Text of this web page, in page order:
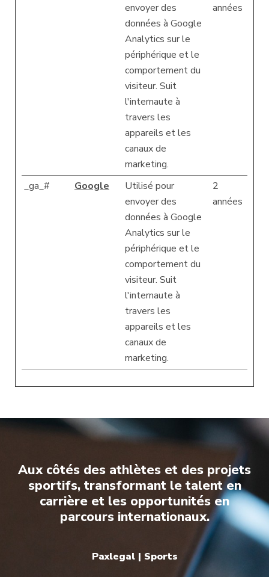
envoyer des
données à Google
Analytics sur le
périphérique et le
comportement du
visiteur. Suit
l'internaute à
travers les
appareils et les
canaux de
marketing.
années
_ga_# Google
Utilisé pour
envoyer des
données à Google
Analytics sur le
périphérique et le
comportement du
visiteur. Suit
l'internaute à
travers les
appareils et les
canaux de
marketing.
2
années
Aux côtés des athlètes et des projets
sportifs, transformant le talent en
carrière et les opportunités en
parcours internationaux.
Paxlegal | Sports